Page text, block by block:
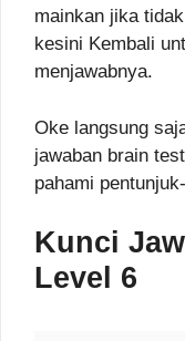
mainkan jika
kesini Kembali
menjawabnya.
Oke langsung
jawaban brain
pahami
Kunci
Level 6